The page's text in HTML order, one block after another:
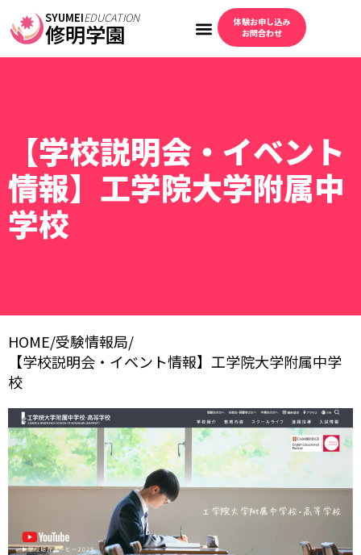
SYUMEIEDUCATION
修明学園
体験お申し込み
お問合わせ
【学校説明会・イベント
情報】工学院大学附属中
学校
HOME/受験情報局/
【学校説明会・イベント情報】工学院大学附属中学
校